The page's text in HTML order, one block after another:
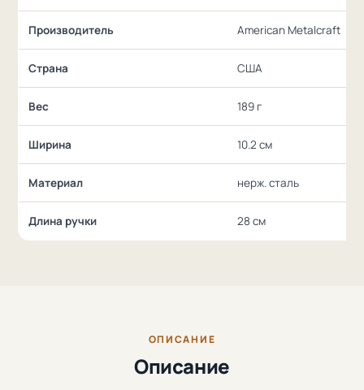
Производитель American Metalcraft
Страна США
Вес 189 г
Ширина 10.2 см
Материал нерж. сталь
Длина ручки 28 см
ОПИСАНИЕ
Описание